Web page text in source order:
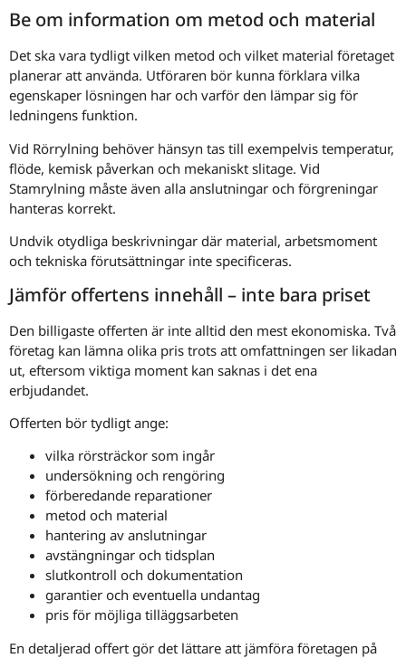
Be om information om metod och material
Det ska vara tydligt vilken metod och vilket material företaget
planerar att använda. Utföraren bör kunna förklara vilka
egenskaper lösningen har och varför den lämpar sig för
ledningens funktion.
Vid Rörrylning behöver hänsyn tas till exempelvis temperatur,
flöde, kemisk påverkan och mekaniskt slitage. Vid
Stamrylning måste även alla anslutningar och förgreningar
hanteras korrekt.
Undvik otydliga beskrivningar där material, arbetsmoment
och tekniska förutsättningar inte specificeras.
Jämför offertens innehåll – inte bara priset
Den billigaste offerten är inte alltid den mest ekonomiska. Två
företag kan lämna olika pris trots att omfattningen ser likadan
ut, eftersom viktiga moment kan saknas i det ena
erbjudandet.
Offerten bör tydligt ange:
vilka rörsträckor som ingår
undersökning och rengöring
förberedande reparationer
metod och material
hantering av anslutningar
avstängningar och tidsplan
slutkontroll och dokumentation
garantier och eventuella undantag
pris för möjliga tilläggsarbeten
En detaljerad offert gör det lättare att jämföra företagen på